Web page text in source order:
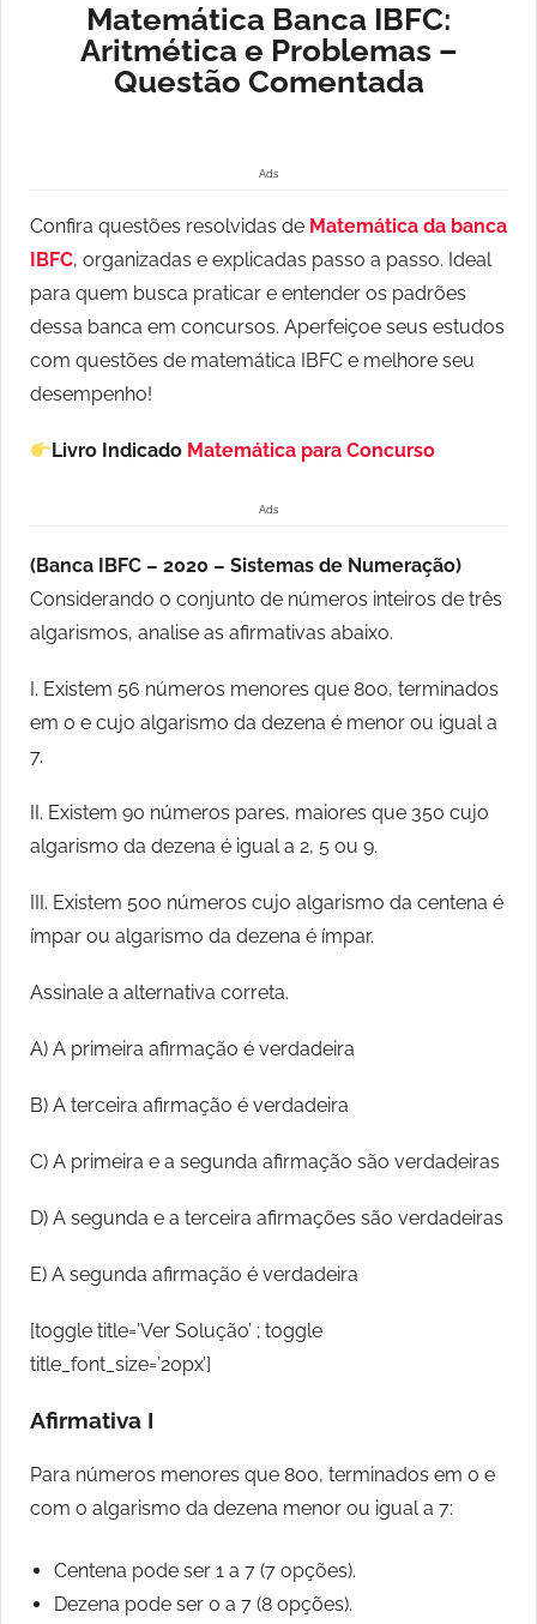
Matemática Banca IBFC:
Aritmética e Problemas –
Questão Comentada
Ads
Confira questões resolvidas de Matemática da banca
IBFC, organizadas e explicadas passo a passo. Ideal
para quem busca praticar e entender os padrões
dessa banca em concursos. Aperfeiçoe seus estudos
com questões de matemática IBFC e melhore seu
desempenho!
Livro Indicado Matemática para Concurso
Ads
(Banca IBFC – 2020 – Sistemas de Numeração)
Considerando o conjunto de números inteiros de três
algarismos, analise as afirmativas abaixo.
I. Existem 56 números menores que 800, terminados
em 0 e cujo algarismo da dezena é menor ou igual a
7.
II. Existem 90 números pares, maiores que 350 cujo
algarismo da dezena é igual a 2, 5 ou 9.
III. Existem 500 números cujo algarismo da centena é
ímpar ou algarismo da dezena é ímpar.
Assinale a alternativa correta.
A) A primeira afirmação é verdadeira
B) A terceira afirmação é verdadeira
C) A primeira e a segunda afirmação são verdadeiras
D) A segunda e a terceira afirmações são verdadeiras
E) A segunda afirmação é verdadeira
[toggle title=’Ver Solução’ ; toggle
title_font_size=’20px’]
Afirmativa I
Para números menores que 800, terminados em 0 e
com o algarismo da dezena menor ou igual a 7:
Centena pode ser 1 a 7 (7 opções).
Dezena pode ser 0 a 7 (8 opções).